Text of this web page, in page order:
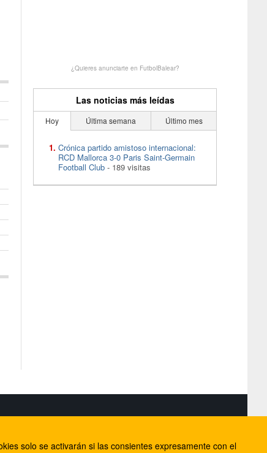
¿Quieres anunciarte en FutbolBalear?
Las noticias más leídas
Hoy Última semana Último mes
Crónica partido amistoso internacional:
RCD Mallorca 3-0 Paris Saint-Germain
Football Club - 189 visitas
solo se activarán si las consientes expresamente con el